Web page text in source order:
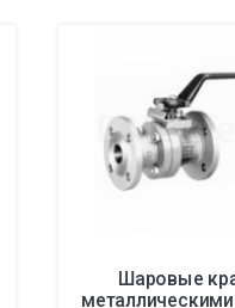
Шаровые